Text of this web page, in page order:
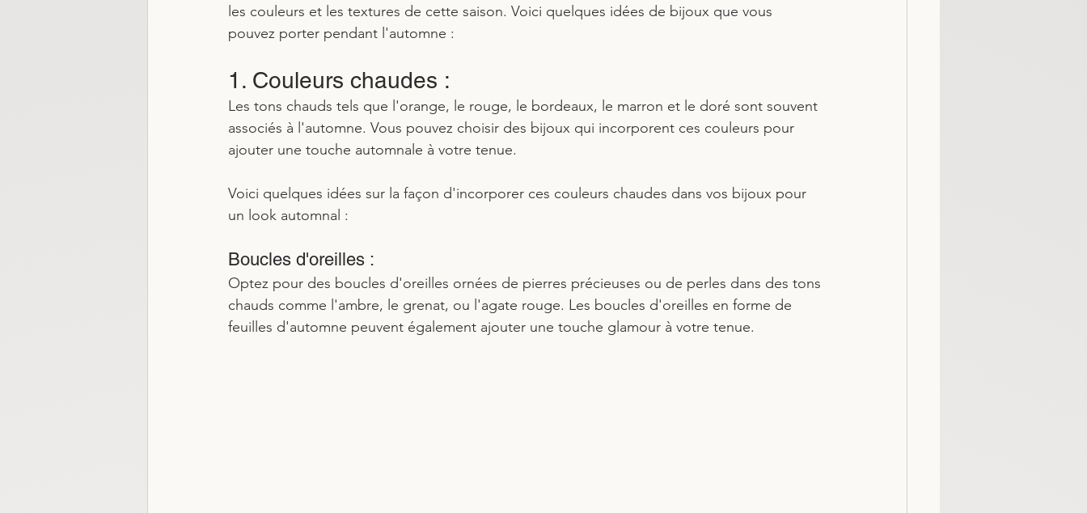
les couleurs et les textures de cette saison. Voici quelques idées de bijoux que vous
pouvez porter pendant l'automne :
1. Couleurs chaudes :
Les tons chauds tels que l'orange, le rouge, le bordeaux, le marron et le doré sont souvent
associés à l'automne. Vous pouvez choisir des bijoux qui incorporent ces couleurs pour
ajouter une touche automnale à votre tenue.
Voici quelques idées sur la façon d'incorporer ces couleurs chaudes dans vos bijoux pour
un look automnal :
Boucles d'oreilles :
Optez pour des boucles d'oreilles ornées de pierres précieuses ou de perles dans des tons
chauds comme l'ambre, le grenat, ou l'agate rouge. Les boucles d'oreilles en forme de
feuilles d'automne peuvent également ajouter une touche glamour à votre tenue.